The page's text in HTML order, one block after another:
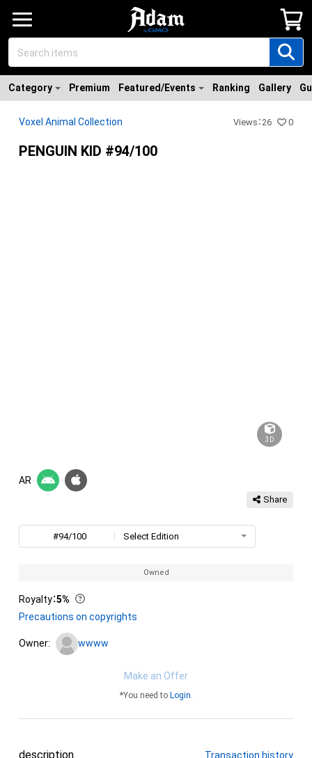
Category Premium Featured/Events Ranking Gallery
Voxel Animal Collection Views ：26 0
PENGUIN KID #94/100
3D
AR
Share
#94/100 Select Edition
Owned
Royalty：5%
Precautions on copyrights
Owner: wwww
Make an Offer
*You need to Login.
description Transaction history